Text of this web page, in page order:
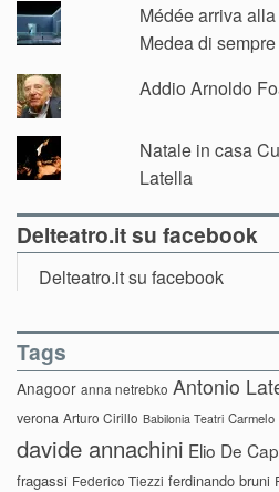
Médée arriva
Medea di sempre
Addio Arnoldo
Natale in casa
Latella
Delteatro.it su facebook
Delteatro.it su facebook
Tags
Anagoor anna netrebko Antonio
verona Arturo Cirillo Babilonia Teatri Carmelo
davide annachini Elio De
fragassi Federico Tiezzi ferdinando bruni